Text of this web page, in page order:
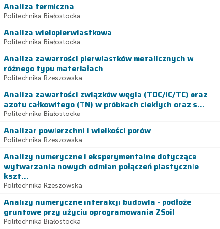
Analiza termiczna
Politechnika Białostocka
Analiza wielopierwiastkowa
Politechnika Białostocka
Analiza zawartości pierwiastków metalicznych w
różnego typu materiałach
Politechnika Rzeszowska
Analiza zawartości związków węgla (TOC/IC/TC) oraz
azotu całkowitego (TN) w próbkach ciekłych oraz s...
Politechnika Białostocka
Analizar powierzchni i wielkości porów
Politechnika Rzeszowska
Analizy numeryczne i eksperymentalne dotyczące
wytwarzania nowych odmian połączeń plastycznie
kszt...
Politechnika Rzeszowska
Analizy numeryczne interakcji budowla - podłoże
gruntowe przy użyciu oprogramowania ZSoil
Politechnika Białostocka